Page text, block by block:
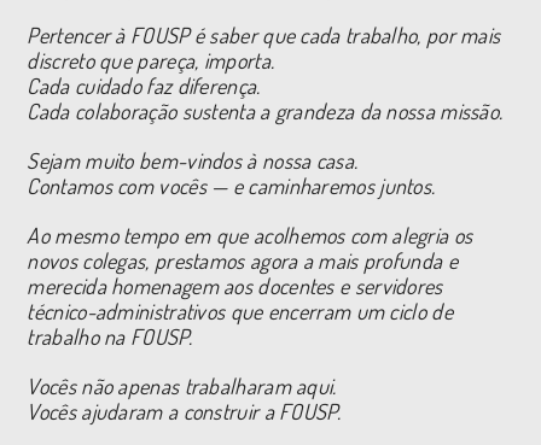
Pertencer à FOUSP é saber que cada trabalho, por mais
discreto que pareça, importa.
Cada cuidado faz diferença.
Cada colaboração sustenta a grandeza da nossa missão.
Sejam muito bem-vindos à nossa casa.
Contamos com vocês — e caminharemos juntos.
Ao mesmo tempo em que acolhemos com alegria os
novos colegas, prestamos agora a mais profunda e
merecida homenagem aos docentes e servidores
técnico-administrativos que encerram um ciclo de
trabalho na FOUSP.
Vocês não apenas trabalharam aqui.
Vocês ajudaram a construir a FOUSP.